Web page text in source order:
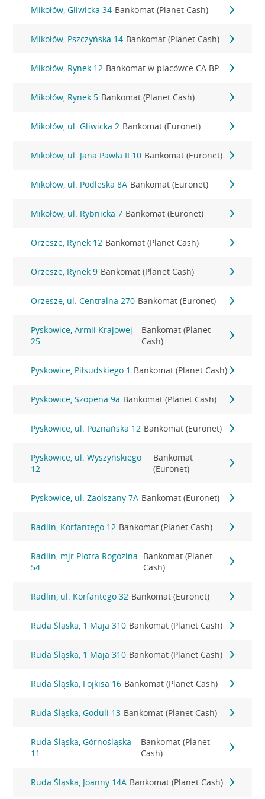
Mikołów, Gliwicka 34 Bankomat (Planet Cash)
Mikołów, Pszczyńska 14 Bankomat (Planet Cash)
Mikołów, Rynek 12 Bankomat w placówce CA BP
Mikołów, Rynek 5 Bankomat (Planet Cash)
Mikołów, ul. Gliwicka 2 Bankomat (Euronet)
Mikołów, ul. Jana Pawła II 10 Bankomat (Euronet)
Mikołów, ul. Podleska 8A Bankomat (Euronet)
Mikołów, ul. Rybnicka 7 Bankomat (Euronet)
Orzesze, Rynek 12 Bankomat (Planet Cash)
Orzesze, Rynek 9 Bankomat (Planet Cash)
Orzesze, ul. Centralna 270 Bankomat (Euronet)
Pyskowice, Armii Krajowej
25
Bankomat (Planet
Cash)
Pyskowice, Piłsudskiego 1 Bankomat (Planet Cash)
Pyskowice, Szopena 9a Bankomat (Planet Cash)
Pyskowice, ul. Poznańska 12 Bankomat (Euronet)
Pyskowice, ul. Wyszyńskiego
12
Bankomat
(Euronet)
Pyskowice, ul. Zaolszany 7A Bankomat (Euronet)
Radlin, Korfantego 12 Bankomat (Planet Cash)
Radlin, mjr Piotra Rogozina
54
Bankomat (Planet
Cash)
Radlin, ul. Korfantego 32 Bankomat (Euronet)
Ruda Śląska, 1 Maja 310 Bankomat (Planet Cash)
Ruda Śląska, 1 Maja 310 Bankomat (Planet Cash)
Ruda Śląska, Fojkisa 16 Bankomat (Planet Cash)
Ruda Śląska, Goduli 13 Bankomat (Planet Cash)
Ruda Śląska, Górnośląska
11
Bankomat (Planet
Cash)
Ruda Śląska, Joanny 14A Bankomat (Planet Cash)